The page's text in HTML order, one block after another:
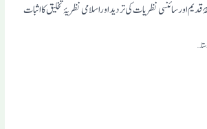
قدیم اورسائنسی نظریات کی تردیداوراسلامی نظریۂ تخلیق کااثبات